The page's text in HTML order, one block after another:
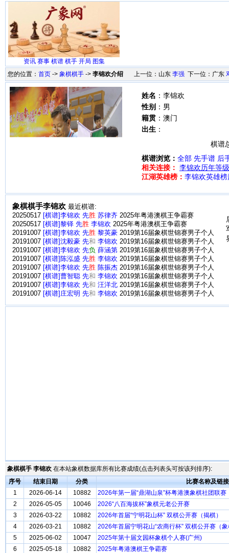
资讯 赛事 棋谱 棋手 开局 图集
您的位置： 首页 -> 象棋棋手 -> 李锦欢介绍 上一位：山东 李强 下一位：广东
姓名 ：李锦欢
性别 ：男
籍贯 ：澳门
出生 ：
棋谱
棋谱浏览： 全部 先手谱 后
相关连接： 李锦欢历年等
江湖英雄榜： 李锦欢英雄
象棋棋手李锦欢 最近棋谱:
20250517 [棋谱]李锦欢 先胜 苏律齐 2025年粤港澳棋王争霸赛
20250517 [棋谱]黎铎 先胜 李锦欢 2025年粤港澳棋王争霸赛
20191007 [棋谱]李锦欢 先胜 黎英豪 2019第16届象棋世锦赛男子个人
20191007 [棋谱]沈毅豪 先和 李锦欢 2019第16届象棋世锦赛男子个人
20191007 [棋谱]李锦欢 先负 薛涵第 2019第16届象棋世锦赛男子个人
20191007 [棋谱]陈泓盛 先胜 李锦欢 2019第16届象棋世锦赛男子个人
20191007 [棋谱]李锦欢 先胜 陈振杰 2019第16届象棋世锦赛男子个人
20191007 [棋谱]曹智聪 先和 李锦欢 2019第16届象棋世锦赛男子个人
20191007 [棋谱]李锦欢 先和 汪洋北 2019第16届象棋世锦赛男子个人
20191007 [棋谱]庄宏明 先和 李锦欢 2019第16届象棋世锦赛男子个人
象棋棋手 李锦欢 在本站象棋数据库所有比赛成绩(点击列表头可按该列排序):
序号
结束日期 分类
比赛名称及链接
1
2026-06-14 10882
2026年第一届“鼎湖山泉”杯粤港澳象棋社团联赛
2
2026-05-05 10046
2026“八百海拔杯”象棋元老公开赛
3
2026-03-22 10882
2026年首届“宁明花山杯” 双棋公开赛（揭棋）
4
2026-03-21 10882
2026年首届宁明花山“农商行杯” 双棋公开赛（
5
2025-06-02 10047
2025年第十届文园杯象棋个人赛(广州)
6
2025-05-18 10882
2025年粤港澳棋王争霸赛